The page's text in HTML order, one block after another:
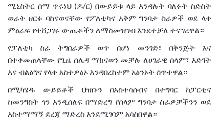
ሚኒስትር ሰማ ጥሩነህ(ዶ/ር) በውይይቱ ላይ እንዳሉትባለፉት ስድስት
ወራት ዘርፉ ባከናወናቸው የፖለቲካና አቅም ግንባታ ስራዎች ወደ ላቀ
ምዕራፍ የተሸጋገሩ ውጤቶችን ለማስመዝገብ እንደተቻለ ተናግረዋል።
የፓለቲካ ስራ ትግበራዎች ወጥ በሆነ መንገድ፣ በቅንጅት
እና
በተቀመጠላቸው የጊዜ ሰሌዳ ማከናወን መቻሉ ለሀገራዊ ሰላም፣ እድገት
እና ብልፅግና የላቀ አስተዎፅኦ እንዳበረከተም አፅንኦት ሰጥተዋል።
በሚካሄዱ ውይይቶች ህዝቡን በአስተሳሰብና በተግባር
ከፓርቲና
ከመንግስት ጎን እንዲሰለፍ በማድረግ የሰላም ግንባታ ስራዎቻችንን ወደ
አስተማማኝ ደረጃ ማድረስ እንደሚገባም አሳስበዋል።